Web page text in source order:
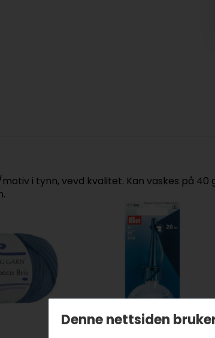
i tynn, vevd kvalitet. Kan vaskes på 40
Denne nettsiden